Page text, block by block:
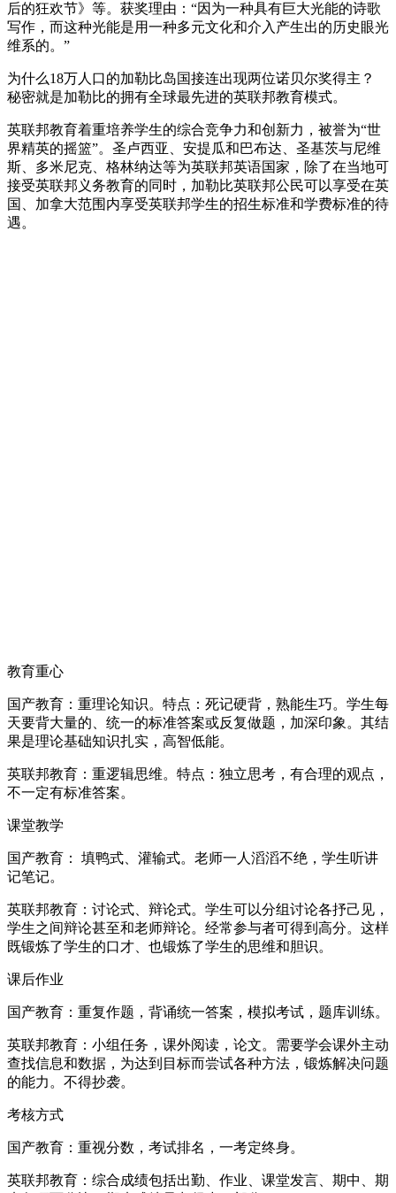
后的狂欢节》等。获奖理由：“因为一种具有巨大光能的诗歌
写作，而这种光能是用一种多元文化和介入产生出的历史眼光
维系的。”
为什么18万人口的加勒比岛国接连出现两位诺贝尔奖得主？
秘密就是加勒比的拥有全球最先进的英联邦教育模式。
英联邦教育着重培养学生的综合竞争力和创新力，被誉为“世
界精英的摇篮”。圣卢西亚、安提瓜和巴布达、圣基茨与尼维
斯、多米尼克、格林纳达等为英联邦英语国家，除了在当地可
接受英联邦义务教育的同时，加勒比英联邦公民可以享受在英
国、加拿大范围内享受英联邦学生的招生标准和学费标准的待
遇。
教育重心
国产教育：重理论知识。特点：死记硬背，熟能生巧。学生每
天要背大量的、统一的标准答案或反复做题，加深印象。其结
果是理论基础知识扎实，高智低能。
英联邦教育：重逻辑思维。特点：独立思考，有合理的观点，
不一定有标准答案。
课堂教学
国产教育： 填鸭式、灌输式。老师一人滔滔不绝，学生听讲
记笔记。
英联邦教育：讨论式、辩论式。学生可以分组讨论各抒己见，
学生之间辩论甚至和老师辩论。经常参与者可得到高分。这样
既锻炼了学生的口才、也锻炼了学生的思维和胆识。
课后作业
国产教育：重复作题，背诵统一答案，模拟考试，题库训练。
英联邦教育：小组任务，课外阅读，论文。需要学会课外主动
查找信息和数据，为达到目标而尝试各种方法，锻炼解决问题
的能力。不得抄袭。
考核方式
国产教育：重视分数，考试排名，一考定终身。
英联邦教育：综合成绩包括出勤、作业、课堂发言、期中、期